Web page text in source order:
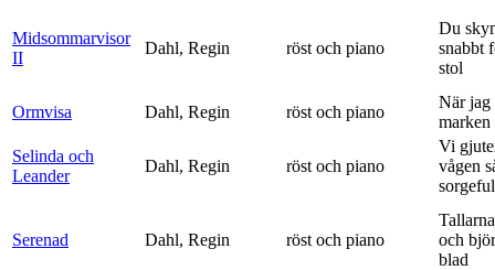
Midsommarvisor
II
Dahl, Regin röst och piano
Du
snabbt
stol
Ormvisa Dahl, Regin röst och piano
När jag
marken
Selinda och
Leander
Dahl, Regin röst och piano
Vi
vågen
Serenad Dahl, Regin röst och piano
och
blad